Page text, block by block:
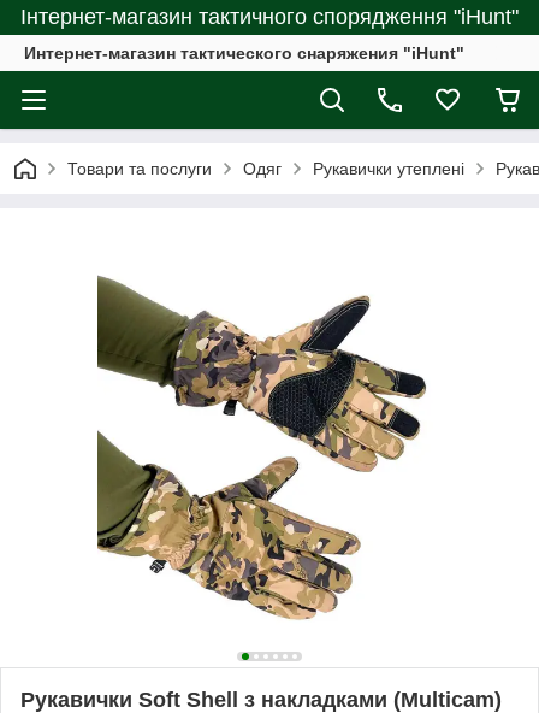
Інтернет-магазин тактичного спорядження "iHunt"
Интернет-магазин тактического снаряжения "iHunt"
Товари та послуги Одяг Рукавички утеплені
Рукавички Soft Shell з накладками (Multicam)